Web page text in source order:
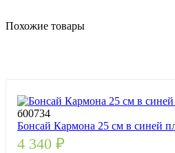
Похожие товары
б00734
Бонсай Кармона 25 см в синей
4 340 ₽